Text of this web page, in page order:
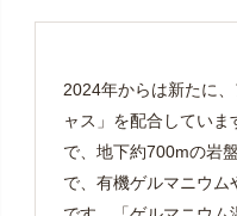
2024年からは新たに
ャス」を配合していま
で、地下約700mの岩
で、有機ゲルマニウム